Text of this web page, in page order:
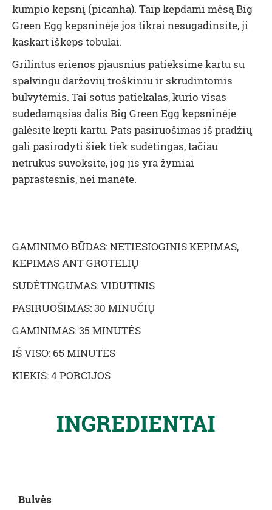
kumpio kepsnį (picanha). Taip kepdami mėsą Big
Green Egg kepsninėje jos tikrai nesugadinsite, ji
kaskart iškeps tobulai.
Grilintus ėrienos pjausnius patieksime kartu su
spalvingu daržovių troškiniu ir skrudintomis
bulvytėmis. Tai sotus patiekalas, kurio visas
sudedamąsias dalis Big Green Egg kepsninėje
galėsite kepti kartu. Pats pasiruošimas iš pradžių
gali pasirodyti šiek tiek sudėtingas, tačiau
netrukus suvoksite, jog jis yra žymiai
paprastesnis, nei manėte.
GAMINIMO BŪDAS: NETIESIOGINIS KEPIMAS,
KEPIMAS ANT GROTELIŲ
SUDĖTINGUMAS: VIDUTINIS
PASIRUOŠIMAS: 30 MINUČIŲ
GAMINIMAS: 35 MINUTĖS
IŠ VISO: 65 MINUTĖS
KIEKIS: 4 PORCIJOS
INGREDIENTAI
Bulvės